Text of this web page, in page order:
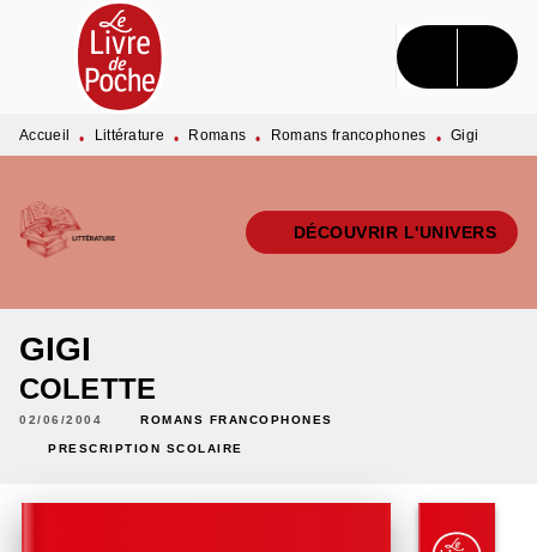
MENU RECHERCHE CONTENU
PIED DE PAGE
Accueil • Littérature • Romans • Romans francophones • Gigi
DÉCOUVRIR L'UNIVERS
GIGI
COLETTE
02/06/2004 ROMANS FRANCOPHONES
PRESCRIPTION SCOLAIRE